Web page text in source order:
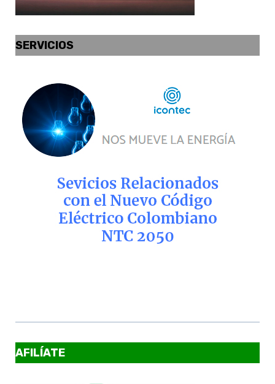
SERVICIOS
AFILÍATE